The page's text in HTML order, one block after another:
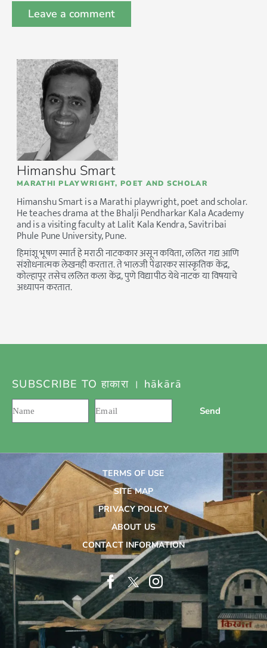
Himanshu Smart
MARATHI PLAYWRIGHT, POET AND SCHOLAR
Himanshu Smart is a Marathi playwright, poet and scholar.
He teaches drama at the Bhalji Pendharkar Kala Academy
and is a visiting faculty at Lalit Kala Kendra, Savitribai
Phule Pune University, Pune.
हिमांशू भूषण स्मार्त हे मराठी नाटककार असून कविता, ललित गद्य आणि
संशोधनात्मक लेखनही करतात. ते भालजी पेंढारकर सांस्कृतिक केंद्र,
कोल्हापूर तसेच ललित कला केंद्र, पुणे विद्यापीठ येथे नाटक या विषयाचे
अध्यापन करतात.
SUBSCRIBE TO हाकारा । hākārā
Send
TERMS OF USE
SITE MAP
PRIVACY POLICY
ABOUT US
CONTACT INFORMATION